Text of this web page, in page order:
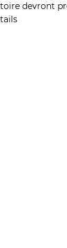
devront